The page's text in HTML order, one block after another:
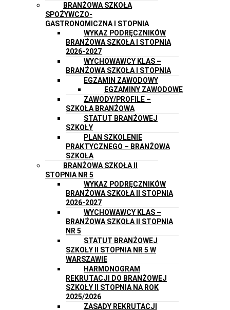
BRANŻOWA SZKOŁA
SPOŻYWCZO-
GASTRONOMICZNA I STOPNIA
WYKAZ PODRĘCZNIKÓW
BRANŻOWA SZKOŁA I STOPNIA
2026-2027
WYCHOWAWCY KLAS –
BRANŻOWA SZKOŁA I STOPNIA
EGZAMIN ZAWODOWY
EGZAMINY ZAWODOWE
ZAWODY/PROFILE –
SZKOŁA BRANŻOWA
STATUT BRANŻOWEJ
SZKOŁY
PLAN SZKOLENIE
PRAKTYCZNEGO – BRANŻOWA
SZKOŁA
BRANŻOWA SZKOŁA II
STOPNIA NR 5
WYKAZ PODRĘCZNIKÓW
BRANŻOWA SZKOŁA II STOPNIA
2026-2027
WYCHOWAWCY KLAS –
BRANŻOWA SZKOŁA II STOPNIA
NR 5
STATUT BRANŻOWEJ
SZKOŁY II STOPNIA NR 5 W
WARSZAWIE
HARMONOGRAM
REKRUTACJI DO BRANŻOWEJ
SZKOŁY II STOPNIA NA ROK
2025/2026
ZASADY REKRUTACJI